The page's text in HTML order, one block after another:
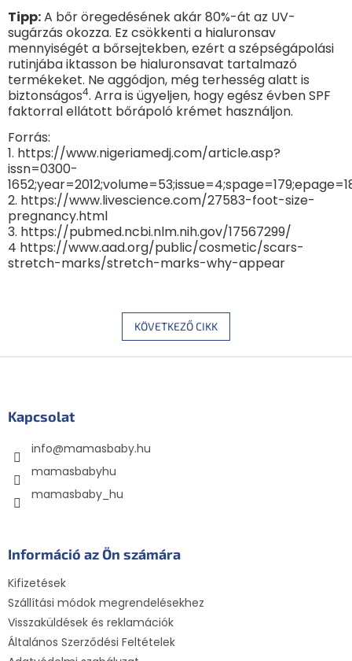
Tipp:A bőr öregedésének akár 80%-át az UV-
sugárzás okozza. Ez csökkenti a hialuronsav
mennyiségét a bőrsejtekben, ezért a szépségápolási
rutinjába iktasson be hialuronsavat tartalmazó
termékeket. Ne aggódjon, még terhesség alatt is
biztonságos4. Arra is ügyeljen, hogy egész évben SPF
faktorral ellátott bőrápoló krémet használjon.
Forrás:
1. https://www.nigeriamedj.com/article.asp?
issn=0300-
2. https://www.livescience.com/27583-foot-size-
pregnancy.html
3. https://pubmed.ncbi.nlm.nih.gov/17567299/
4 https://www.aad.org/public/cosmetic/scars-
stretch-marks/stretch-marks-why-appear
KÖVETKEZŐ CIKK
Kapcsolat
info@mamasbaby.hu
mamasbabyhu
mamasbaby_hu
Információ az Ön számára
Kifizetések
Szállítási módok megrendelésekhez
Visszaküldések és reklamációk
Általános Szerződési Feltételek